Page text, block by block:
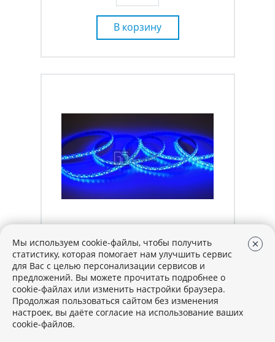
В корзину
Артикул: 321858 В наличии
ЛЕНТА SMD 2835 120LED/M IP65
12V (СИНИЙ)
299 руб. / м
Мы используем cookie-файлы, чтобы получить
статистику, которая помогает нам улучшить сервис
для Вас с целью персонализации сервисов и
предложений. Вы можете прочитать подробнее о
cookie-файлах или изменить настройки браузера.
Продолжая пользоваться сайтом без изменения
настроек, вы даёте согласие на использование ваших
cookie-файлов.